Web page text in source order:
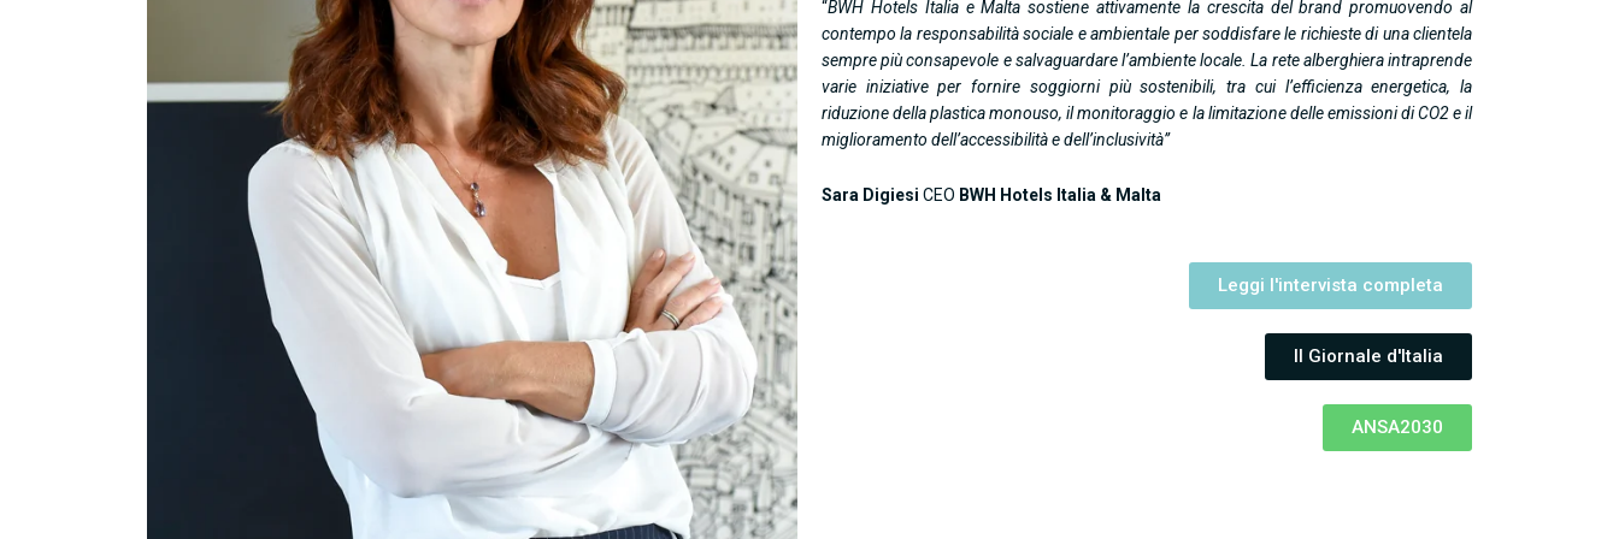
“BWH Hotels Italia e Malta sostiene attivamente la crescita del brand promuovendo al
contempo la responsabilità sociale e ambientale per soddisfare le richieste di una clientela
sempre più consapevole e salvaguardare l’ambiente locale. La rete alberghiera intraprende
varie iniziative per fornire soggiorni più sostenibili, tra cui l’efficienza energetica, la
riduzione della plastica monouso, il monitoraggio e la limitazione delle emissioni di CO2 e il
miglioramento dell’accessibilità e dell’inclusività”
Sara Digiesi CEO BWH Hotels Italia & Malta
Leggi l'intervista completa
Il Giornale d'Italia
ANSA2030